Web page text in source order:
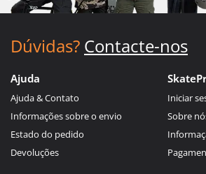
Dúvidas? Contacte-nos
Ajuda
Ajuda & Contato
Informações sobre o envio
Estado do pedido
Devoluções
Iniciar
Sobre